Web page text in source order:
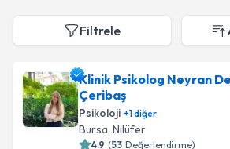
Filtrele
Klinik Psikolog Neyran
Çeribaş
Psikoloji +1diğer
Bursa, Nilüfer
4.9 (53 Değerlendirme)